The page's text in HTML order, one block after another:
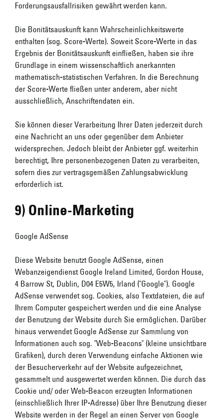
Forderungsausfallrisiken gewährt werden kann.
Die Bonitätsauskunft kann Wahrscheinlichkeitswerte
enthalten (sog. Score-Werte). Soweit Score-Werte in das
Ergebnis der Bonitätsauskunft einfließen, haben sie ihre
Grundlage in einem wissenschaftlich anerkannten
mathematisch-statistischen Verfahren. In die Berechnung
der Score-Werte fließen unter anderem, aber nicht
ausschließlich, Anschriftendaten ein.
Sie können dieser Verarbeitung Ihrer Daten jederzeit durch
eine Nachricht an uns oder gegenüber dem Anbieter
widersprechen. Jedoch bleibt der Anbieter ggf. weiterhin
berechtigt, Ihre personenbezogenen Daten zu verarbeiten,
sofern dies zur vertragsgemäßen Zahlungsabwicklung
erforderlich ist.
9) Online-Marketing
Google AdSense
Diese Website benutzt Google AdSense, einen
Webanzeigendienst Google Ireland Limited, Gordon House,
4 Barrow St, Dublin, D04 E5W5, Irland ("Google"). Google
AdSense verwendet sog. Cookies, also Textdateien, die auf
Ihrem Computer gespeichert werden und die eine Analyse
der Benutzung der Website durch Sie ermöglichen. Darüber
hinaus verwendet Google AdSense zur Sammlung von
Informationen auch sog. "Web-Beacons" (kleine unsichtbare
Grafiken), durch deren Verwendung einfache Aktionen wie
der Besucherverkehr auf der Website aufgezeichnet,
gesammelt und ausgewertet werden können. Die durch das
Cookie und/ oder Web-Beacon erzeugten Informationen
(einschließlich Ihrer IP-Adresse) über Ihre Benutzung dieser
Website werden in der Regel an einen Server von Google